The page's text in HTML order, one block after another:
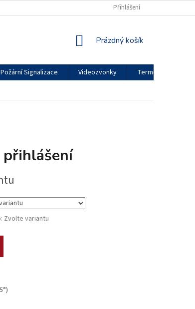
OSOBNÍCH ÚDAJŮ REKLAMAČNÍ ŘÁD
Přihlášení
NÁKUPNÍ
Prázdný košík
Požární Signalizace Videozvonky
Termokamery
přihlášení
Zvolte variantu